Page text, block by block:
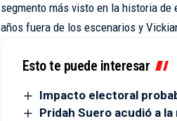
segmento más visto en la historia de
años fuera de los escenarios y
Esto te puede interesar
Impacto electoral
Pridah Suero acudió a